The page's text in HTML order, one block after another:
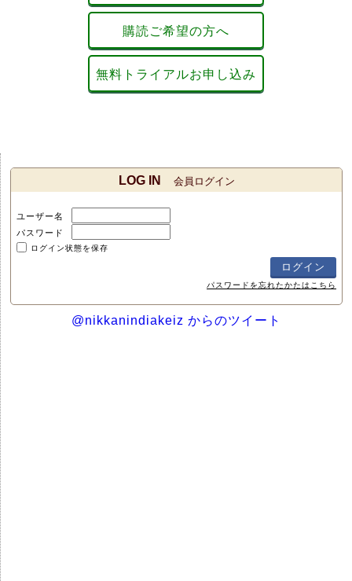
購読ご希望の方へ
無料トライアルお申し込み
LOG IN 会員ログイン
ユーザー名
パスワード
ログイン状態を保存
パスワードを忘れたかたはこちら
@nikkanindiakeiz からのツイート